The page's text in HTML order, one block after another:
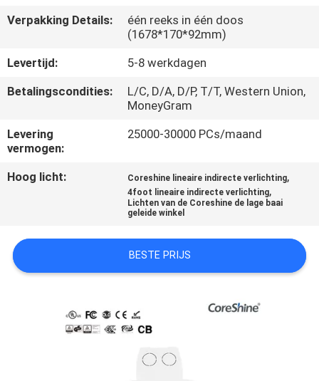
VERZOEK
EEN
CITAAT
NEWS
SITEMAP
PRIVACY
POLICY
Verpakking Details:
één reeks in één doos
(1678*170*92mm)
Levertijd:
5-8 werkdagen
Betalingscondities:
L/C, D/A, D/P, T/T, Western Union,
MoneyGram
Levering
vermogen:
25000-30000 PCs/maand
Hoog licht: Coreshine lineaire indirecte verlichting,
4foot lineaire indirecte verlichting,
Lichten van de Coreshine de lage baai
geleide winkel
BESTE PRIJS